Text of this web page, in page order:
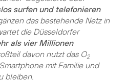
surfen und telefonieren
das bestehende Netz in
die Düsseldorfer
als vier Millionen
davon nutzt das O2
mit Familie und
bleiben.